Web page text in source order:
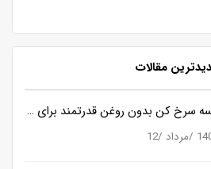
مقالات
مقایسه سرخ کن بدون روغن قدرتمند برای آشپزی سالم تر
/12